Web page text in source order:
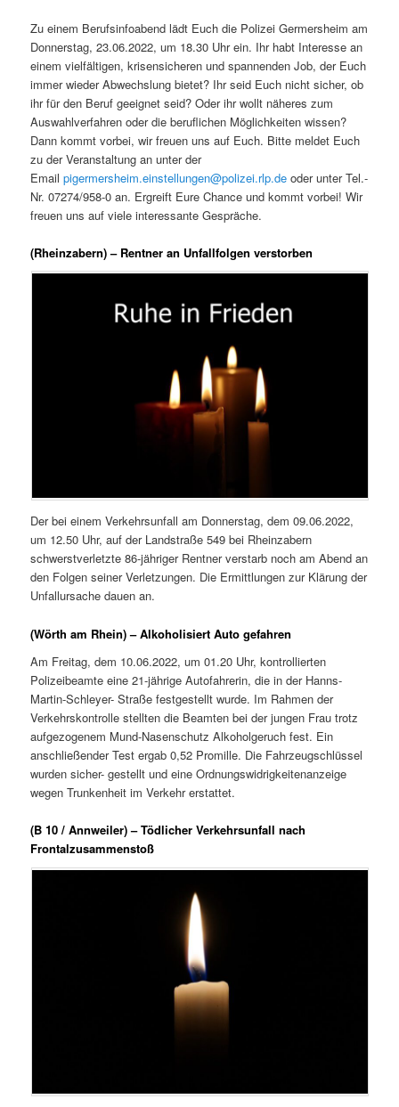
Zu einem Berufsinfoabend lädt Euch die Polizei Germersheim am
Donnerstag, 23.06.2022, um 18.30 Uhr ein. Ihr habt Interesse an
einem vielfältigen, krisensicheren und spannenden Job, der Euch
immer wieder Abwechslung bietet? Ihr seid Euch nicht sicher, ob
ihr für den Beruf geeignet seid? Oder ihr wollt näheres zum
Auswahlverfahren oder die beruflichen Möglichkeiten wissen?
Dann kommt vorbei, wir freuen uns auf Euch. Bitte meldet Euch
zu der Veranstaltung an unter der
Emailpigermersheim.einstellungen@polizei.rlp.de oder unter Tel.-
Nr. 07274/958-0 an. Ergreift Eure Chance und kommt vorbei! Wir
freuen uns auf viele interessante Gespräche.
(Rheinzabern) – Rentner an Unfallfolgen verstorben
Der bei einem Verkehrsunfall am Donnerstag, dem 09.06.2022,
um 12.50 Uhr, auf der Landstraße 549 bei Rheinzabern
schwerstverletzte 86-jähriger Rentner verstarb noch am Abend an
den Folgen seiner Verletzungen. Die Ermittlungen zur Klärung der
Unfallursache dauen an.
(Wörth am Rhein) – Alkoholisiert Auto gefahren
Am Freitag, dem 10.06.2022, um 01.20 Uhr, kontrollierten
Polizeibeamte eine 21-jährige Autofahrerin, die in der Hanns-
Martin-Schleyer- Straße festgestellt wurde. Im Rahmen der
Verkehrskontrolle stellten die Beamten bei der jungen Frau trotz
aufgezogenem Mund-Nasenschutz Alkoholgeruch fest. Ein
anschließender Test ergab 0,52 Promille. Die Fahrzeugschlüssel
wurden sicher- gestellt und eine Ordnungswidrigkeitenanzeige
wegen Trunkenheit im Verkehr erstattet.
(B 10 / Annweiler) – Tödlicher Verkehrsunfall nach
Frontalzusammenstoß